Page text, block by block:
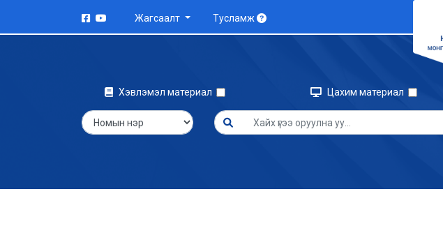
Жагсаалт Тусламж
Хэвлэмэл материал Цахим материал